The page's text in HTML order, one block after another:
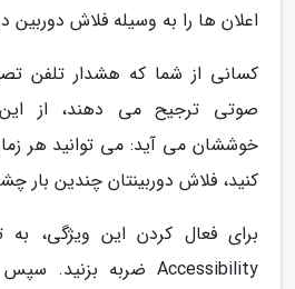
اعلان ها را به وسیله فلاش دوربین
کسانی از شما که هشدار تلفن
صوتی ترجیح می دهند، از
خوششان می آید: می توانید هر
کنید، فلاش دوربینتان چندین بار
برای فعال کردن این ویژگی،